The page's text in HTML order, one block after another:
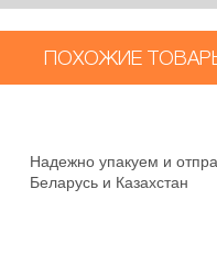
ПОХОЖИЕ
Надежно упакуем и
Беларусь и Казахстан